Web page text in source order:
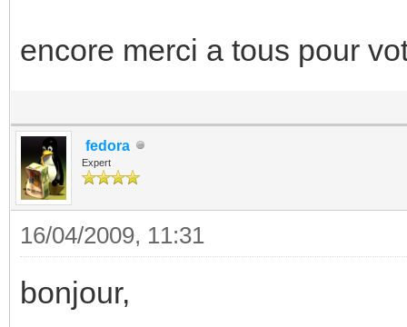
encore merci a tous pour
fedora
Expert
16/04/2009, 11:31
bonjour,